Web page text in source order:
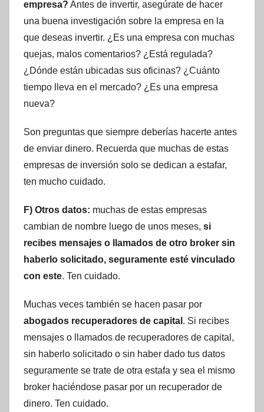
empresa? Antes de invertir, asegúrate de hacer
una buena investigación sobre la empresa en la
que deseas invertir. ¿Es una empresa con muchas
quejas, malos comentarios? ¿Está regulada?
¿Dónde están ubicadas sus oficinas? ¿Cuánto
tiempo lleva en el mercado? ¿Es una empresa
nueva?
Son preguntas que siempre deberías hacerte antes
de enviar dinero. Recuerda que muchas de estas
empresas de inversión solo se dedican a estafar,
ten mucho cuidado.
F) Otros datos: muchas de estas empresas
cambian de nombre luego de unos meses, si
recibes mensajes o llamados de otro broker sin
haberlo solicitado, seguramente esté vinculado
con este. Ten cuidado.
Muchas veces también se hacen pasar por
abogados recuperadores de capital . Si recibes
mensajes o llamados de recuperadores de capital,
sin haberlo solicitado o sin haber dado tus datos
seguramente se trate de otra estafa y sea el mismo
broker haciéndose pasar por un recuperador de
dinero. Ten cuidado.